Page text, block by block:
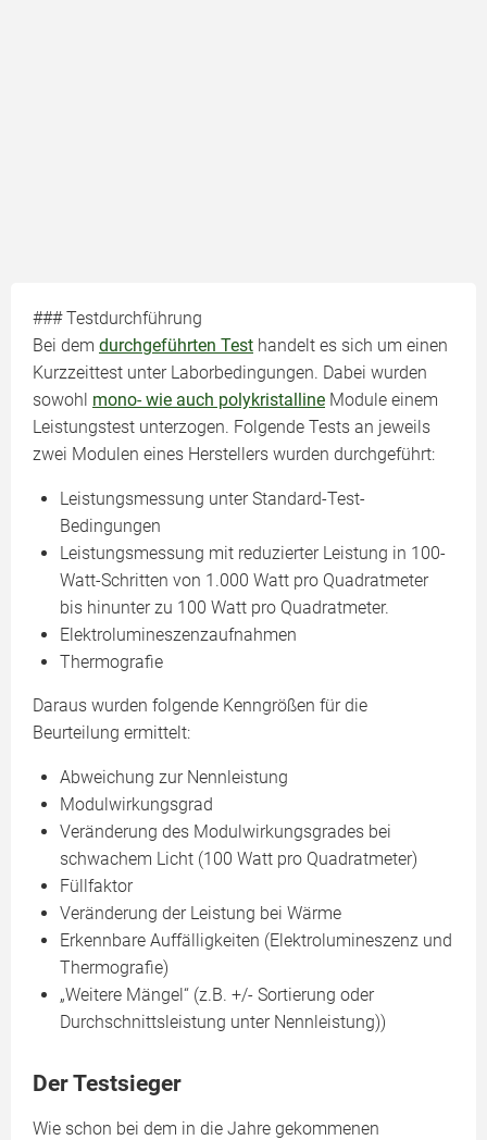
### Testdurchführung
Bei dem durchgeführten Test handelt es sich um einen
Kurzzeittest unter Laborbedingungen. Dabei wurden
sowohl mono- wie auch polykristalline Module einem
Leistungstest unterzogen. Folgende Tests an jeweils
zwei Modulen eines Herstellers wurden durchgeführt:
Leistungsmessung unter Standard-Test-
Bedingungen
Leistungsmessung mit reduzierter Leistung in 100-
Watt-Schritten von 1.000 Watt pro Quadratmeter
bis hinunter zu 100 Watt pro Quadratmeter.
Elektrolumineszenzaufnahmen
Thermografie
Daraus wurden folgende Kenngrößen für die
Beurteilung ermittelt:
Abweichung zur Nennleistung
Modulwirkungsgrad
Veränderung des Modulwirkungsgrades bei
schwachem Licht (100 Watt pro Quadratmeter)
Füllfaktor
Veränderung der Leistung bei Wärme
Erkennbare Auffälligkeiten (Elektrolumineszenz und
Thermografie)
„Weitere Mängel“ (z.B. +/- Sortierung oder
Durchschnittsleistung unter Nennleistung))
Der Testsieger
Wie schon bei dem in die Jahre gekommenen